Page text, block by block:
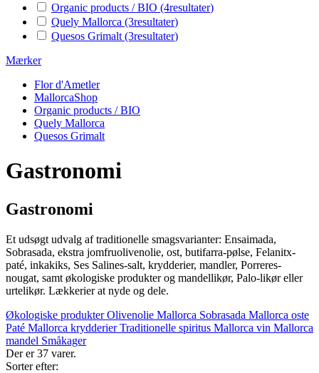
Organic products / BIO (4resultater)
Quely Mallorca (3resultater)
Quesos Grimalt (3resultater)
Mærker
Flor d'Ametler
MallorcaShop
Organic products / BIO
Quely Mallorca
Quesos Grimalt
Gastronomi
Gastronomi
Et udsøgt udvalg af traditionelle smagsvarianter: Ensaimada,
Sobrasada, ekstra jomfruolivenolie, ost, butifarra-pølse, Felanitx-
paté, inkakiks, Ses Salines-salt, krydderier, mandler, Porreres-
nougat, samt økologiske produkter og mandellikør, Palo-likør eller
urtelikør. Lækkerier at nyde og dele.
Økologiske produkter Olivenolie Mallorca Sobrasada Mallorca oste
Paté Mallorca krydderier Traditionelle spiritus Mallorca vin Mallorca
mandel Småkager
Der er 37 varer.
Sorter efter: